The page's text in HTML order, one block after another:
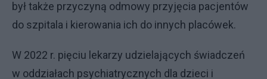
był także przyczyną odmowy przyjęcia pacjentów
do szpitala i kierowania ich do innych placówek.
W 2022 r. pięciu lekarzy udzielających świadczeń
w oddziałach psychiatrycznych dla dzieci i